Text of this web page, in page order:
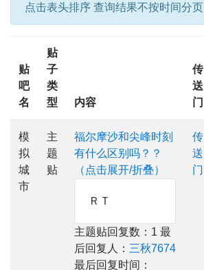
点击表头排序 查询结果不按时间分页
贴
吧
名
贴
子
类
型
内容
传
送
门
模
拟
城
市
主
题
贴
福尔摩沙和尖峰时刻
有什么区别吗？？
（点击展开/折叠）
ＲＴ
主题贴回复数：1 最
后回复人： 三秋7674
最后回复时间：
传
送
门